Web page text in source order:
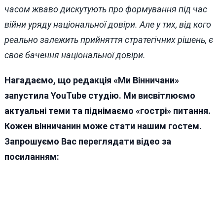
часом жваво дискутують про формування під час
війни уряду національної довіри. Але у тих, від кого
реально залежить прийняття стратегічних рішень, є
своє бачення національної довіри.
Нагадаємо, що редакція «Ми Вінничани»
запустила YouTube студію. Ми висвітлюємо
актуальні теми та піднімаємо «гострі» питання.
Кожен вінничанин може стати нашим гостем.
Запрошуємо Вас переглядати відео за
посиланням: